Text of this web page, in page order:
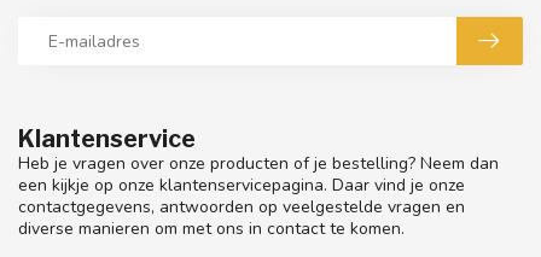
Klantenservice
Heb je vragen over onze producten of je bestelling? Neem dan
een kijkje op onze klantenservicepagina. Daar vind je onze
contactgegevens, antwoorden op veelgestelde vragen en
diverse manieren om met ons in contact te komen.